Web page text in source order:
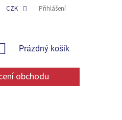
CZK Přihlášení
NÁKUPNÍ
Prázdný košík
obchodu